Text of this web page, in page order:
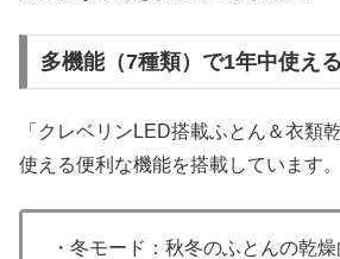
多機能（7種類）で1年中使える
「クレベリンLED搭載ふとん＆衣類
使える便利な機能を搭載しています。
・冬モード：秋冬のふとんの乾